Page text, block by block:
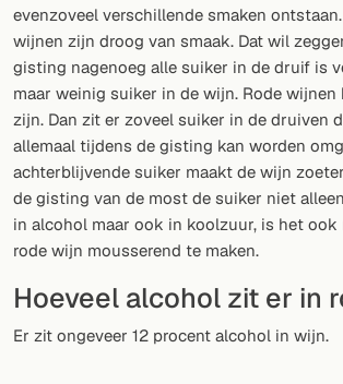
Cocktail boeken
Cocktail bar
Eenheden
Links
Zoeken
VOLG
Twitter
Facebook
evenzoveel verschillende smaken
wijnen zijn droog van smaak. Dat wil
gisting nagenoeg alle suiker in de druif is
maar weinig suiker in de wijn. Rode
zijn. Dan zit er zoveel suiker in de druiven
allemaal tijdens de gisting kan worden
achterblijvende suiker maakt de wijn
de gisting van de most de suiker niet
in alcohol maar ook in koolzuur, is het ook
rode wijn mousserend te maken.
Hoeveel alcohol zit er in
Er zit ongeveer 12 procent alcohol in wijn.